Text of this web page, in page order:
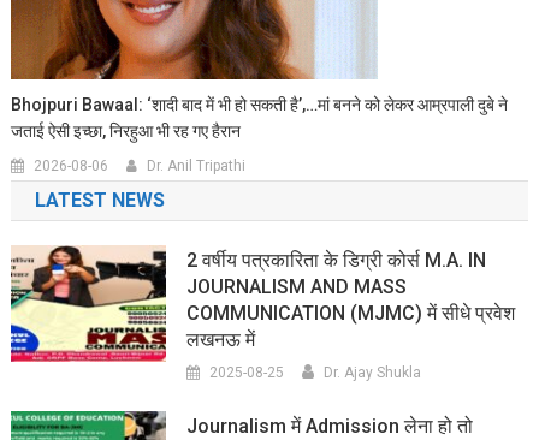
Bhojpuri Bawaal: ‘शादी बाद में भी हो सकती है’,…मां बनने को लेकर आम्रपाली दुबे ने
जताई ऐसी इच्छा, निरहुआ भी रह गए हैरान
2026-08-06 Dr. Anil Tripathi
LATEST NEWS
2 वर्षीय पत्रकारिता के डिग्री कोर्स M.A. IN
JOURNALISM AND MASS
COMMUNICATION (MJMC) में सीधे प्रवेश
लखनऊ में
2025-08-25 Dr. Ajay Shukla
Journalism में Admission लेना हो तो